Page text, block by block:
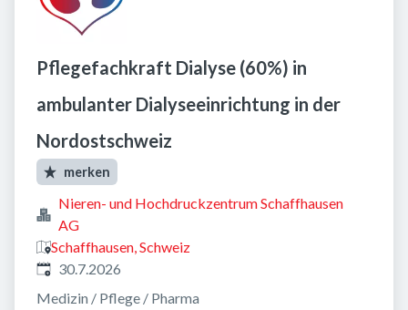
Pflegefachkraft Dialyse (60%) in
ambulanter Dialyseeinrichtung in der
Nordostschweiz
merken
Nieren- und Hochdruckzentrum Schaffhausen
AG
Schaffhausen, Schweiz
Veröffentlicht
30.7.2026
Medizin / Pflege / Pharma